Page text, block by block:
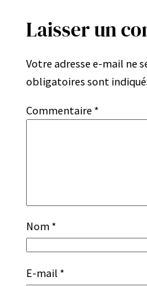
Laisser un
Votre adresse e-mail ne
obligatoires sont
Commentaire *
Nom *
E-mail *